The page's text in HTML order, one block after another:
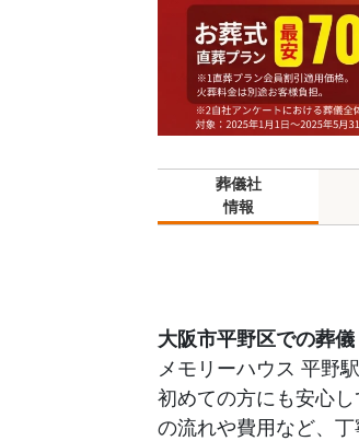
葬儀社
情報
大阪市平野区での葬
メモリーハウス 平野
初めての方にも安心
の流れや費用など、